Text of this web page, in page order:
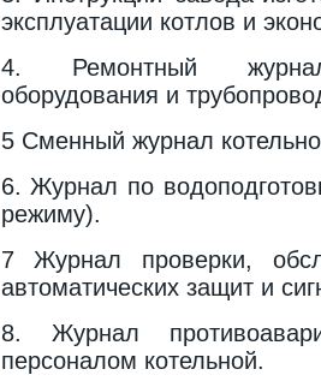
эксплуатации котлов и
4. Ремонтный журнал
оборудования и
5 Сменный журнал
6. Журнал по
режиму).
7 Журнал проверки,
автоматических защит и
8. Журнал
персоналом ко­тельной.